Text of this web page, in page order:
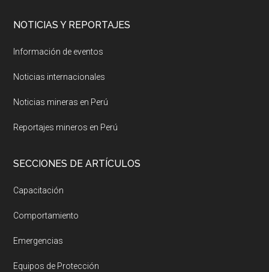
NOTICIAS Y REPORTAJES
Información de eventos
Noticias internacionales
Noticias mineras en Perú
Reportajes mineros en Perú
SECCIONES DE ARTÍCULOS
Capacitación
Comportamiento
Emergencias
Equipos de Protección